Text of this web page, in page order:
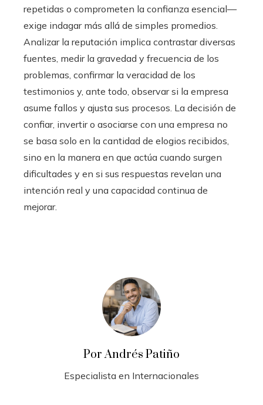
repetidas o comprometen la confianza esencial—
exige indagar más allá de simples promedios.
Analizar la reputación implica contrastar diversas
fuentes, medir la gravedad y frecuencia de los
problemas, confirmar la veracidad de los
testimonios y, ante todo, observar si la empresa
asume fallos y ajusta sus procesos. La decisión de
confiar, invertir o asociarse con una empresa no
se basa solo en la cantidad de elogios recibidos,
sino en la manera en que actúa cuando surgen
dificultades y en si sus respuestas revelan una
intención real y una capacidad continua de
mejorar.
Por Andrés Patiño
Especialista en Internacionales